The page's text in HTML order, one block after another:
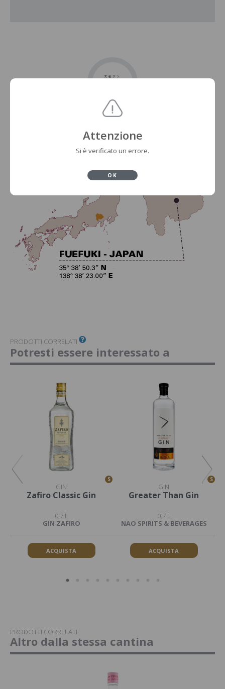
PRODOTTI CORRELATI
Potresti essere interessato a
S
GIN
Zafiro Classic Gin
0,7 L
GIN ZAFIRO
ACQUISTA
S
GIN
Greater Than Gin
0,7 L
NAO SPIRITS & BEVERAGES
ACQUISTA
PRODOTTI CORRELATI
Altro dalla stessa cantina
Attenzione
Si è verificato un errore.
OK